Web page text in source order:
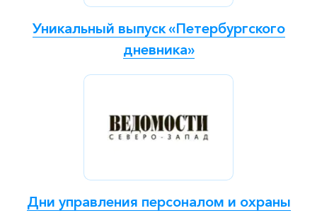
Уникальный выпуск «Петербургского
дневника»
Дни управления персоналом и охраны